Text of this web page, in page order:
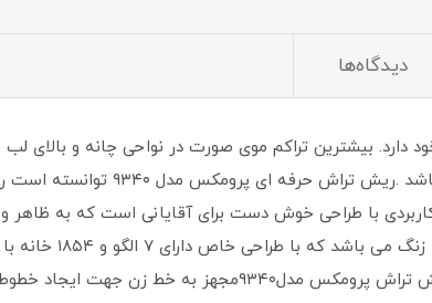
دیدگاه‌ها
در صورت خود دارد. بیشترین تراکم موی صورت در نواحی چانه
خوب و با کیفیت یکی از
مدل 9340 وسیله ای کاربردی با طراحی خوش دست برای آقایانی است
را در جهات مختلف اصلاح می کند.همچنین ریش تراش